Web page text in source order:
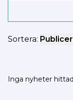
Sortera:
Inga nyheter